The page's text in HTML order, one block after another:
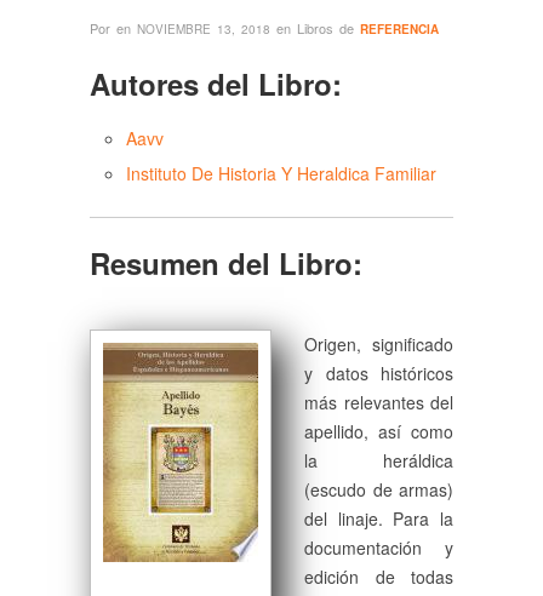
Por en NOVIEMBRE 13, 2018 en Libros de REFERENCIA
Autores del Libro:
Aavv
Instituto De Historia Y Heraldica Familiar
Resumen del Libro:
Origen, significado
y datos históricos
más relevantes del
apellido, así como
la heráldica
(escudo de armas)
del linaje. Para la
documentación y
edición de todas